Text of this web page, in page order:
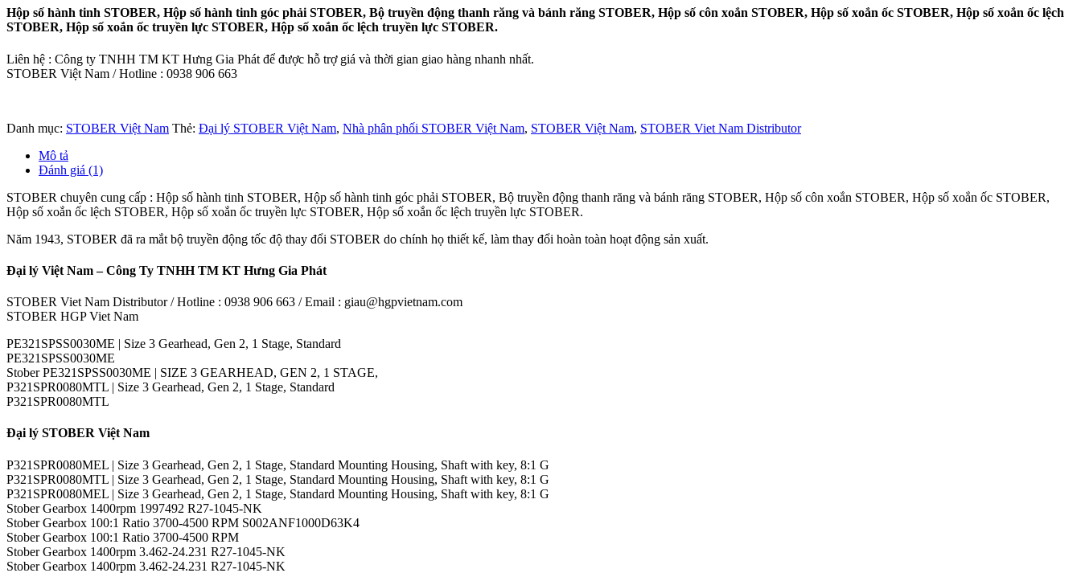
Hộp số hành tinh STOBER, Hộp số hành tinh góc phải STOBER, Bộ truyền động thanh răng và bánh răng STOBER, Hộp số côn xoắn STOBER, Hộp số xoắn ốc STOBER, Hộp số xoắn ốc lệch
STOBER, Hộp số xoắn ốc truyền lực STOBER, Hộp số xoắn ốc lệch truyền lực STOBER.
Liên hệ : Công ty TNHH TM KT Hưng Gia Phát để được hỗ trợ giá và thời gian giao hàng nhanh nhất.
STOBER Việt Nam / Hotline : 0938 906 663
Danh mục: STOBER Việt Nam Thẻ: Đại lý STOBER Việt Nam, Nhà phân phối STOBER Việt Nam, STOBER Việt Nam, STOBER Viet Nam Distributor
Mô tả
Đánh giá (1)
STOBER chuyên cung cấp : Hộp số hành tinh STOBER, Hộp số hành tinh góc phải STOBER, Bộ truyền động thanh răng và bánh răng STOBER, Hộp số côn xoắn STOBER, Hộp số xoắn ốc STOBER,
Hộp số xoắn ốc lệch STOBER, Hộp số xoắn ốc truyền lực STOBER, Hộp số xoắn ốc lệch truyền lực STOBER.
Năm 1943, STOBER đã ra mắt bộ truyền động tốc độ thay đổi STOBER do chính họ thiết kế, làm thay đổi hoàn toàn hoạt động sản xuất.
Đại lý Việt Nam – Công Ty TNHH TM KT Hưng Gia Phát
STOBER Viet Nam Distributor / Hotline : 0938 906 663 / Email : giau@hgpvietnam.com
STOBER HGP Viet Nam
PE321SPSS0030ME | Size 3 Gearhead, Gen 2, 1 Stage, Standard
PE321SPSS0030ME
Stober PE321SPSS0030ME | SIZE 3 GEARHEAD, GEN 2, 1 STAGE,
P321SPR0080MTL | Size 3 Gearhead, Gen 2, 1 Stage, Standard
P321SPR0080MTL
Đại lý STOBER Việt Nam
P321SPR0080MEL | Size 3 Gearhead, Gen 2, 1 Stage, Standard Mounting Housing, Shaft with key, 8:1 G
P321SPR0080MTL | Size 3 Gearhead, Gen 2, 1 Stage, Standard Mounting Housing, Shaft with key, 8:1 G
P321SPR0080MEL | Size 3 Gearhead, Gen 2, 1 Stage, Standard Mounting Housing, Shaft with key, 8:1 G
Stober Gearbox 1400rpm 1997492 R27-1045-NK
Stober Gearbox 100:1 Ratio 3700-4500 RPM S002ANF1000D63K4
Stober Gearbox 100:1 Ratio 3700-4500 RPM
Stober Gearbox 1400rpm 3.462-24.231 R27-1045-NK
Stober Gearbox 1400rpm 3.462-24.231 R27-1045-NK